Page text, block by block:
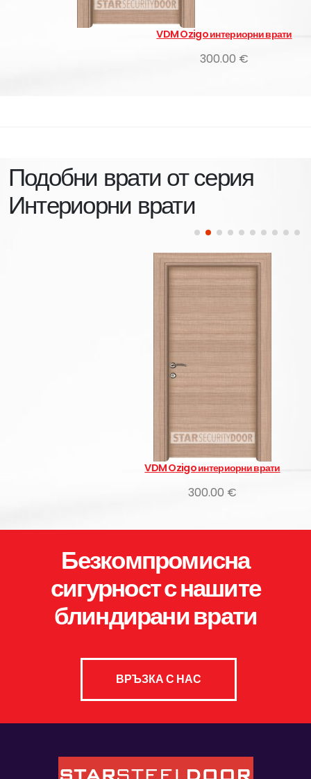
VDM Ozigo интериорни врати
Подобни врати от серия
Интериорни врати
VDM Ozigo интериорни врати
300.00 €
Безкомпромисна
сигурност с нашите
блиндирани врати
ВРЪЗКА С НАС